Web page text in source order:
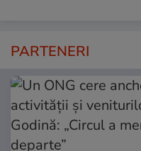
PARTENERI